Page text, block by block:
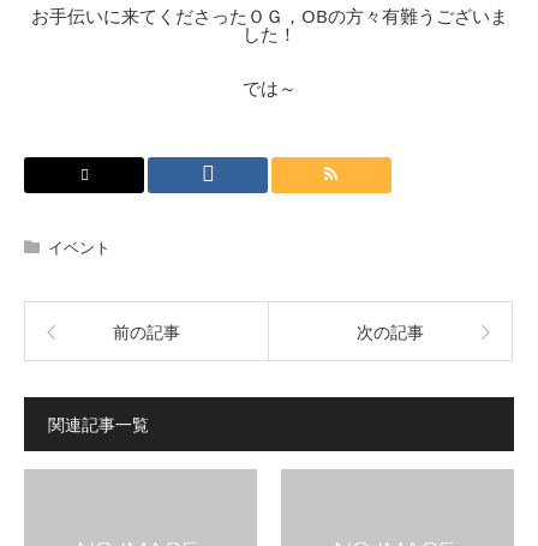
お手伝いに来てくださったＯＧ，OBの方々有難うございま
した！
では～
イベント
前の記事 次の記事
関連記事一覧